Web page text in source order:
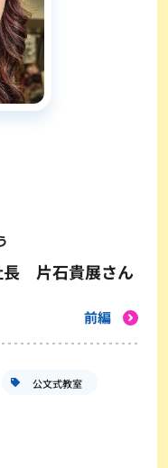
長 片石貴展さん
前編
公文式教室